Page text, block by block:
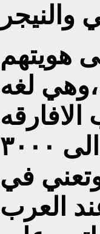
هويتهم
،وهي لغه
النادر وجودهم، ويرجع الى ٣٠٠٠
في
العرب